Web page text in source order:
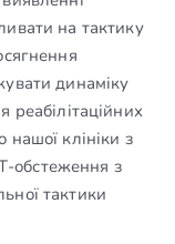
на тактику
динаміку
реабілітаційних
нашої клініки з
обстеження з
тактики